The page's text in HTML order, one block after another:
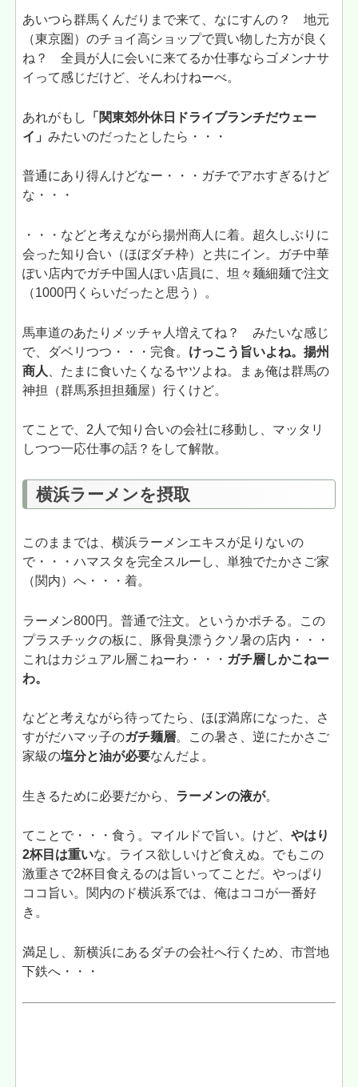
あいつら群馬くんだりまで来て、なにすんの？ 地元
（東京圏）のチョイ高ショップで買い物した方が良く
ね？ 全員が人に会いに来てるか仕事ならゴメンナサ
イって感じだけど、そんわけねーべ。
あれがもし
「関東郊外休日ドライブランチだウェー
イ」みたいのだったとしたら・・・
普通にあり得んけどなー・・・ガチでアホすぎるけど
な・・・
・・・などと考えながら揚州商人に着。超久しぶりに
会った知り合い（ほぼダチ枠）と共にイン。ガチ中華
ぽい店内でガチ中国人ぽい店員に、坦々麺細麺で注文
（1000円くらいだったと思う）。
馬車道のあたりメッチャ人増えてね？ みたいな感じ
で、ダベリつつ・・・完食。 けっこう旨いよね。揚州
商人
、たまに食いたくなるヤツよね。まぁ俺は群馬の
神担（群馬系担担麺屋）行くけど。
てことで、2人で知り合いの会社に移動し、マッタリ
しつつ一応仕事の話？をして解散。
横浜ラーメンを摂取
このままでは、横浜ラーメンエキスが足りないの
で・・・ハマスタを完全スルーし、単独でたかさご家
（関内）へ・・・着。
ラーメン800円。普通で注文。というかポチる。この
プラスチックの板に、豚骨臭漂うクソ暑の店内・・・
これはカジュアル層こねーわ・・・ ガチ層しかこねー
わ。
などと考えながら待ってたら、ほぼ満席になった、さ
すがだハマッ子のガチ麺層。この暑さ、逆にたかさご
家級の塩分と油が必要なんだよ。
生きるために必要だから、 ラーメンの液が。
てことで・・・食う。マイルドで旨い。けど、やはり
2杯目は重いな。ライス欲しいけど食えぬ。でもこの
激重さで2杯目食えるのは旨いってことだ。やっぱり
ココ旨い。関内のド横浜系では、俺はココが一番好
き。
満足し、新横浜にあるダチの会社へ行くため、市営地
下鉄へ・・・